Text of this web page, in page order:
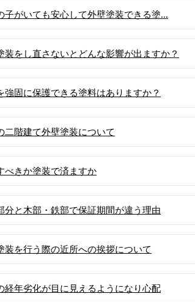
子がいても安心して外壁塗装できる塗...
装をし直さないとどんな影響が出ますか？
強固に保護できる塗料はありますか？
二階建て外壁塗装について
べきか塗装で済ますか
分と木部・鉄部で保証期間が違う理由
装を行う際の近所への挨拶について
経年劣化が目に見えるようになり心配